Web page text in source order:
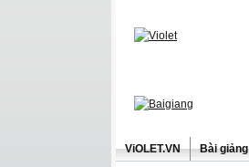
ViOLET.VN Bài giảng